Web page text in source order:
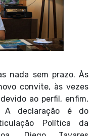
nada sem prazo. Às
convite, às vezes
ao perfil, enfim,
A declaração é do
Política da